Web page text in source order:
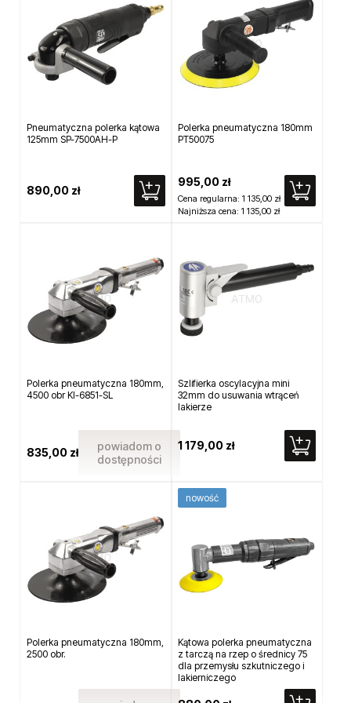
Pneumatyczna polerka kątowa
125mm SP-7500AH-P
890,00 zł
Polerka pneumatyczna 180mm
PT50075
995,00 zł
Cena regularna: 1 135,00 zł
Najniższa cena: 1 135,00 zł
Polerka pneumatyczna 180mm,
4500 obr KI-6851-SL
835,00 zł
powiadom o
dostępności
Szlifierka oscylacyjna mini
32mm do usuwania wtrąceń
lakierze
1 179,00 zł
Polerka pneumatyczna 180mm,
2500 obr.
Kątowa polerka pneumatyczna
z tarczą na rzep o średnicy 75
dla przemysłu szkutniczego i
lakierniczego
nowość